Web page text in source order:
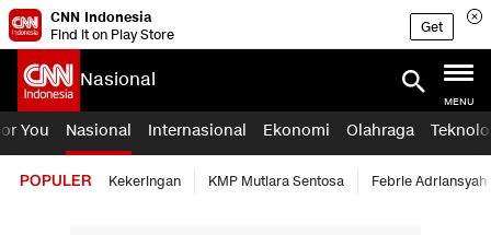
CNN Indonesia
Find it on Play Store
Get
Nasional
MENU
You Nasional Internasional Ekonomi Olahraga
POPULER Kekeringan KMP Mutiara Sentosa Febrie Adriansyah